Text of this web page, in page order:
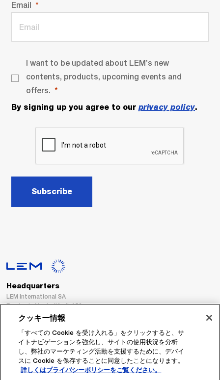
Email
I want to be updated about LEM’s new
contents, products, upcoming events and
offers.
By signing up you agree to our privacy policy.
Subscribe
Headquarters
LEM International SA
Route du Nant-d’Avril, 152
1217 Meyrin
Switzerland
Tel. :
+41 22 706 11 11
Fax : +41 22 794 94 78
クッキー情報
「すべての Cookie を受け入れる」をクリックすると、サ
イトナビゲーションを強化し、サイトの使用状況を分析
し、弊社のマーケティング活動を支援するために、デバイ
スに Cookie を保存することに同意したことになります。
詳しくはプライバシーポリシーをご覧ください。